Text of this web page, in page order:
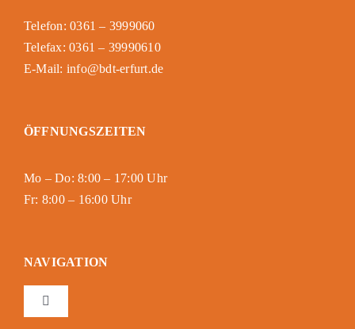
Telefon: 0361 – 3999060
Telefax: 0361 – 39990610
E-Mail: info@bdt-erfurt.de
ÖFFNUNGSZEITEN
Mo – Do: 8:00 – 17:00 Uhr
Fr: 8:00 – 16:00 Uhr
NAVIGATION
Toggle
Navigation